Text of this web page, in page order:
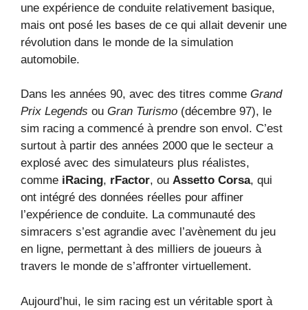
une expérience de conduite relativement basique,
mais ont posé les bases de ce qui allait devenir une
révolution dans le monde de la simulation
automobile.
Dans les années 90, avec des titres comme Grand
Prix Legends ou Gran Turismo (décembre 97), le
sim racing a commencé à prendre son envol. C’est
surtout à partir des années 2000 que le secteur a
explosé avec des simulateurs plus réalistes,
comme iRacing, rFactor, ou Assetto Corsa, qui
ont intégré des données réelles pour affiner
l’expérience de conduite. La communauté des
simracers s’est agrandie avec l’avènement du jeu
en ligne, permettant à des milliers de joueurs à
travers le monde de s’affronter virtuellement.
Aujourd’hui, le sim racing est un véritable sport à